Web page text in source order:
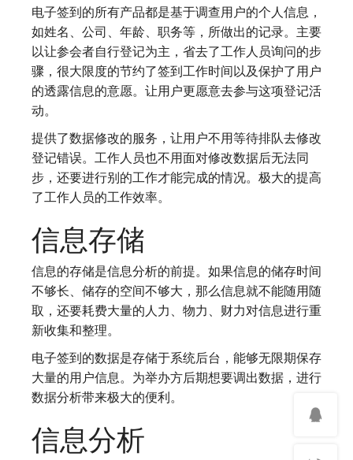
电子签到的所有产品都是基于调查用户的个人信息，
如姓名、公司、年龄、职务等，所做出的记录。主要
以让参会者自行登记为主，省去了工作人员询问的步
骤，很大限度的节约了签到工作时间以及保护了用户
的透露信息的意愿。让用户更愿意去参与这项登记活
动。
提供了数据修改的服务，让用户不用等待排队去修改
登记错误。工作人员也不用面对修改数据后无法同
步，还要进行别的工作才能完成的情况。极大的提高
了工作人员的工作效率。
信息存储
信息的存储是信息分析的前提。如果信息的储存时间
不够长、储存的空间不够大，那么信息就不能随用随
取，还要耗费大量的人力、物力、财力对信息进行重
新收集和整理。
电子签到的数据是存储于系统后台，能够无限期保存
大量的用户信息。为举办方后期想要调出数据，进行
数据分析带来极大的便利。
信息分析